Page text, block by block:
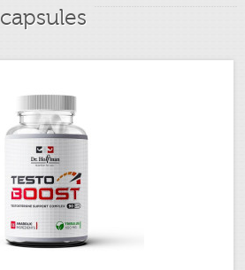
capsules